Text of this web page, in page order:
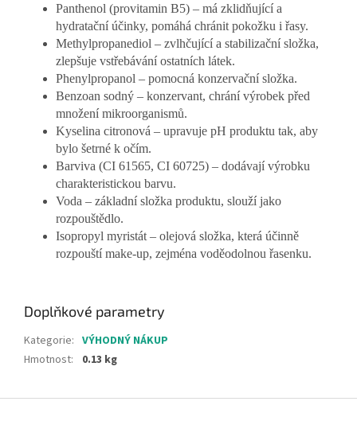
Panthenol (provitamin B5) – má zklidňující a
hydratační účinky, pomáhá chránit pokožku i řasy.
Methylpropanediol – zvlhčující a stabilizační složka,
zlepšuje vstřebávání ostatních látek.
Phenylpropanol – pomocná konzervační složka.
Benzoan sodný – konzervant, chrání výrobek před
množení mikroorganismů.
Kyselina citronová – upravuje pH produktu tak, aby
bylo šetrné k očím.
Barviva (CI 61565, CI 60725) – dodávají výrobku
charakteristickou barvu.
Voda – základní složka produktu, slouží jako
rozpouštědlo.
Isopropyl myristát – olejová složka, která účinně
rozpouští make-up, zejména voděodolnou řasenku.
Doplňkové parametry
Kategorie: VÝHODNÝ NÁKUP
Hmotnost: 0.13 kg